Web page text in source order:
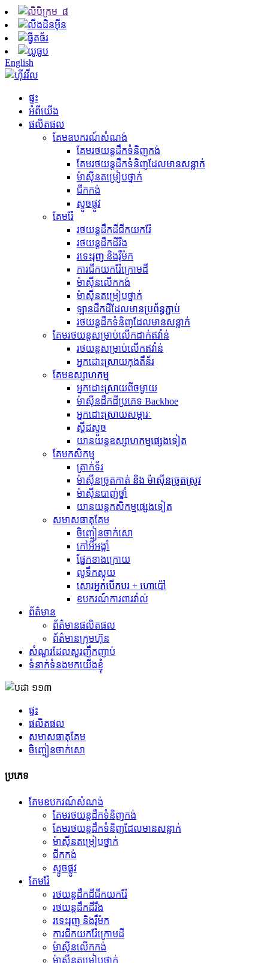
English
ផ្ទះ
អំពីយើង
ផលិតផល
គែមឧបករណ៍សំណង់
គែម​រថយន្ត​ដឹក​ទំនិញ​កង់
គែមរថយន្តដឹកទំនិញដែលមានសន្លាក់
ម៉ាស៊ីន​តម្រៀប​ថ្នាក់
ជីក​កង់
ស្ទូចផ្លូវ
គែមរ៉ែ
រថយន្តដឹកដីជីកយករ៉ែ
រថយន្ត​ដឹក​ដី​រឹង
រទេះរុញ និងរ៉ឺម៉ក
ការជីកយករ៉ែក្រោមដី
ម៉ាស៊ីន​លើក​កង់
ម៉ាស៊ីន​តម្រៀប​ថ្នាក់
ឡានដឹកដីដែលមានប្រព័ន្ធភ្ជាប់
រថយន្ត​ដឹក​ទំនិញ​ដែល​មាន​សន្លាក់​
គែមរថយន្តសម្រាប់លើកដាក់ឥវ៉ាន់
រថយន្ត​សម្រាប់​លើក​ឥវ៉ាន់
អ្នកដោះស្រាយកុងតឺន័រ
គែមឧស្សាហកម្ម
អ្នកដោះស្រាយពីចម្ងាយ
ម៉ាស៊ីន​ដឹក​ដី​ប្រភេទ Backhoe
អ្នកដោះស្រាយសម្ភារៈ
ស្គីដស្ទូច
យានយន្តឧស្សាហកម្មផ្សេងទៀត
គែមកសិកម្ម
ត្រាក់ទ័រ
ម៉ាស៊ីនច្រូតកាត់ និង ម៉ាស៊ីនច្រូតស្រូវ
ម៉ាស៊ីនបាញ់ថ្នាំ
យានយន្តកសិកម្មផ្សេងទៀត
សមាសធាតុ​គែម
ចិញ្ចៀនចាក់សោ
កៅអីអង្កាំ
ផ្នែកខាងក្រោយ
លូទឹកស្អុយ
សោរអ្នកបើកបរ + ហោប៉ៅ
ឧបករណ៍ការពារវ៉ាល់
ព័ត៌មាន
ព័ត៌មានផលិតផល
ព័ត៌មានក្រុមហ៊ុន
សំណួរដែលសួរញឹកញាប់
ទំនាក់ទំនងមកយើងខ្ញុំ
ផ្ទះ
ផលិតផល
សមាសធាតុ​គែម
ចិញ្ចៀនចាក់សោ
ប្រភេទ
គែមឧបករណ៍សំណង់
គែម​រថយន្ត​ដឹក​ទំនិញ​កង់
គែមរថយន្តដឹកទំនិញដែលមានសន្លាក់
ម៉ាស៊ីន​តម្រៀប​ថ្នាក់
ជីក​កង់
ស្ទូចផ្លូវ
គែមរ៉ែ
រថយន្តដឹកដីជីកយករ៉ែ
រថយន្ត​ដឹក​ដី​រឹង
រទេះរុញ និងរ៉ឺម៉ក
ការជីកយករ៉ែក្រោមដី
ម៉ាស៊ីន​លើក​កង់
ម៉ាស៊ីន​តម្រៀប​ថ្នាក់